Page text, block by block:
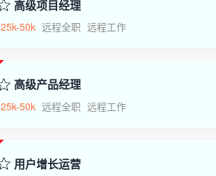
高级项目经理
25k-50k 远程全职 远程工作
高级产品经理
25k-50k 远程全职 远程工作
用户增长运营